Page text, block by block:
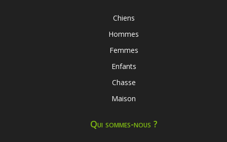
Chiens
Hommes
Femmes
Enfants
Chasse
Maison
Qui sommes-nous ?